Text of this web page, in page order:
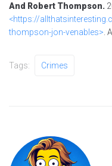
And Robert Thompson.
<https://
thompson-jon-venables> .
Tags: Crimes